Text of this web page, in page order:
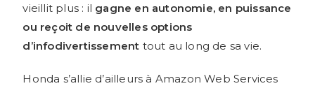
vieillit plus : il gagne en autonomie, en puissance
ou reçoit de nouvelles options
d’infodivertissement tout au long de sa vie.
Honda s’allie d’ailleurs à Amazon Web Services